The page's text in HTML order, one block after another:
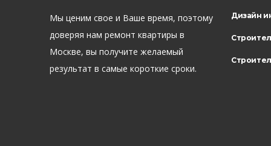
Мы ценим свое и Ваше время, поэтому
доверяя нам ремонт квартиры в
Москве, вы получите желаемый
результат в самые короткие сроки.
Дизайн